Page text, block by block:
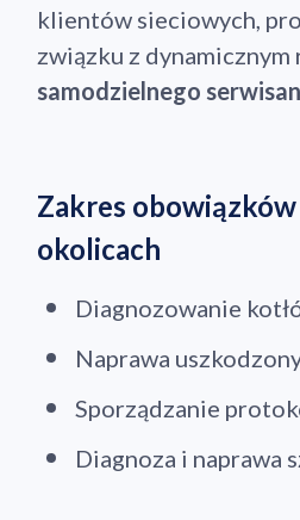
klientów sieciowych,
związku z
samodzielnego
Zakres
okolicach
Diagnozowanie
Naprawa
Sporządzanie
Diagnoza i naprawa